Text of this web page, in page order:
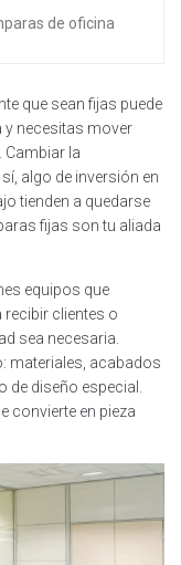
de oficina
que sean fijas puede
y necesitas mover
la
algo de inversión en
tienden a quedarse
fijas son tu aliada
equipos que
clientes o
sea necesaria.
materiales, acabados
diseño especial.
convierte en pieza